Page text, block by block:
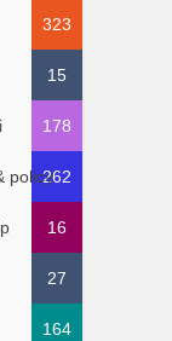
323
15
178
policy262
16
27
164